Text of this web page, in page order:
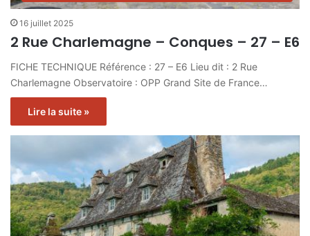
16 juillet 2025
2 Rue Charlemagne – Conques – 27 – E6
FICHE TECHNIQUE Référence : 27 – E6 Lieu dit : 2 Rue
Charlemagne Observatoire : OPP Grand Site de France…
Lire la suite »